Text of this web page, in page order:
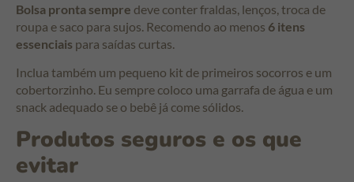
Bolsa pronta sempre deve conter fraldas, lenços, troca de
roupa e saco para sujos. Recomendo ao menos 6 itens
essenciais para saídas curtas.
Inclua também um pequeno kit de primeiros socorros e um
cobertorzinho. Eu sempre coloco uma garrafa de água e um
snack adequado se o bebê já come sólidos.
Produtos seguros e os que
evitar